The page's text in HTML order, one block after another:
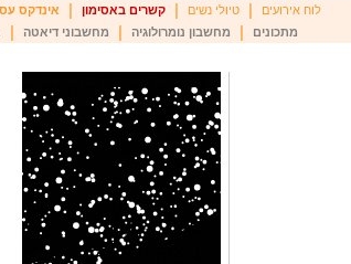
לוח אירועים |טיולי נשים |קשרים באסימון אינדקס
מתכונים מחשבון נומרולוגיה מחשבוני דיאטה